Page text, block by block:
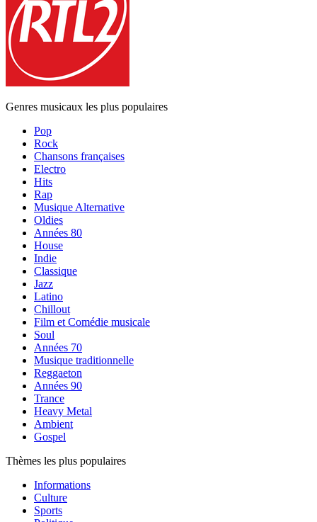
Genres musicaux les plus populaires
Pop
Rock
Chansons françaises
Electro
Hits
Rap
Musique Alternative
Oldies
Années 80
House
Indie
Classique
Jazz
Latino
Chillout
Film et Comédie musicale
Soul
Années 70
Musique traditionnelle
Reggaeton
Années 90
Trance
Heavy Metal
Ambient
Gospel
Thèmes les plus populaires
Informations
Culture
Sports